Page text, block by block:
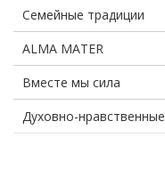
Семейные традиции
ALMA MATER
Вместе мы сила
Духовно-